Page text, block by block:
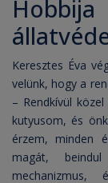
Keresztes Éva
velünk, hogy a
– Rendkívül
kutyusom, és
érzem, minden
magát,